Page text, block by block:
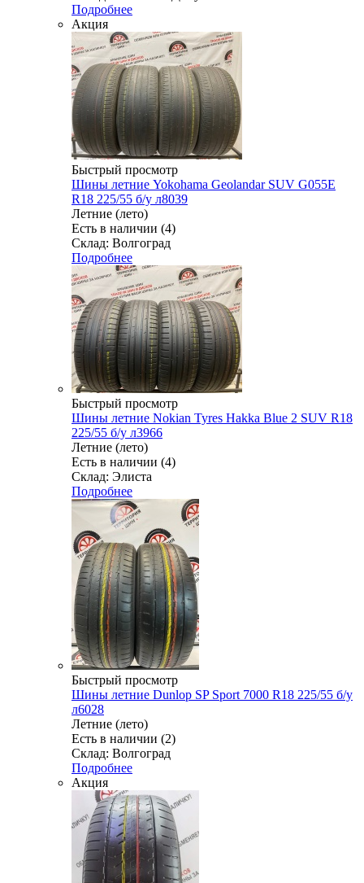
Подробнее
Акция
Быстрый просмотр
Шины летние Yokohama Geolandar SUV G055E
R18 225/55 б/у л8039
Летние (лето)
Есть в наличии (4)
Склад: Волгоград
Подробнее
Быстрый просмотр
Шины летние Nokian Tyres Hakka Blue 2 SUV R18
225/55 б/у л3966
Летние (лето)
Есть в наличии (4)
Склад: Элиста
Подробнее
Быстрый просмотр
Шины летние Dunlop SP Sport 7000 R18 225/55 б/у
л6028
Летние (лето)
Есть в наличии (2)
Склад: Волгоград
Подробнее
Акция